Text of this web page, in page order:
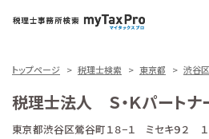
トップページ 税理士検索 東京都 渋谷区
税理士法人 Ｓ・Ｋパートナ
東京都渋谷区鶯谷町１８−１ ミセキ９２ １